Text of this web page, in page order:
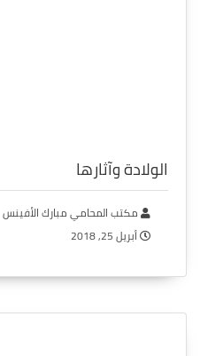
الولادة وآثارها
مكتب المحامي مبارك الأفينس
أبريل 25, 2018